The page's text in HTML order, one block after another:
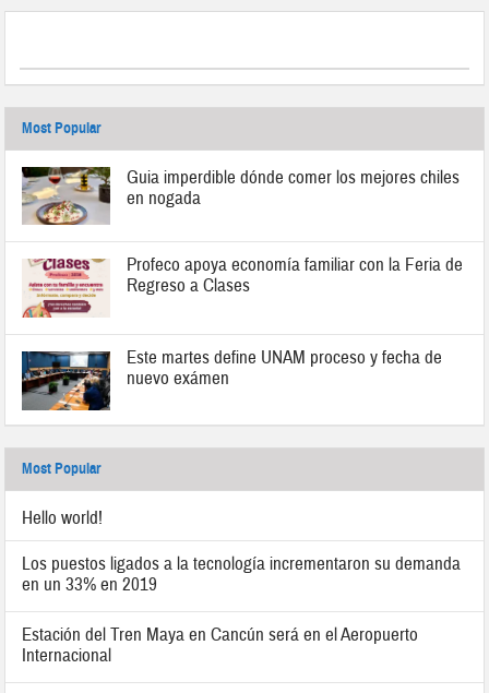
Most Popular
Guia imperdible dónde comer los mejores chiles
en nogada
Profeco apoya economía familiar con la Feria de
Regreso a Clases
Este martes define UNAM proceso y fecha de
nuevo exámen
Most Popular
Hello world!
Los puestos ligados a la tecnología incrementaron su demanda
en un 33% en 2019
Estación del Tren Maya en Cancún será en el Aeropuerto
Internacional